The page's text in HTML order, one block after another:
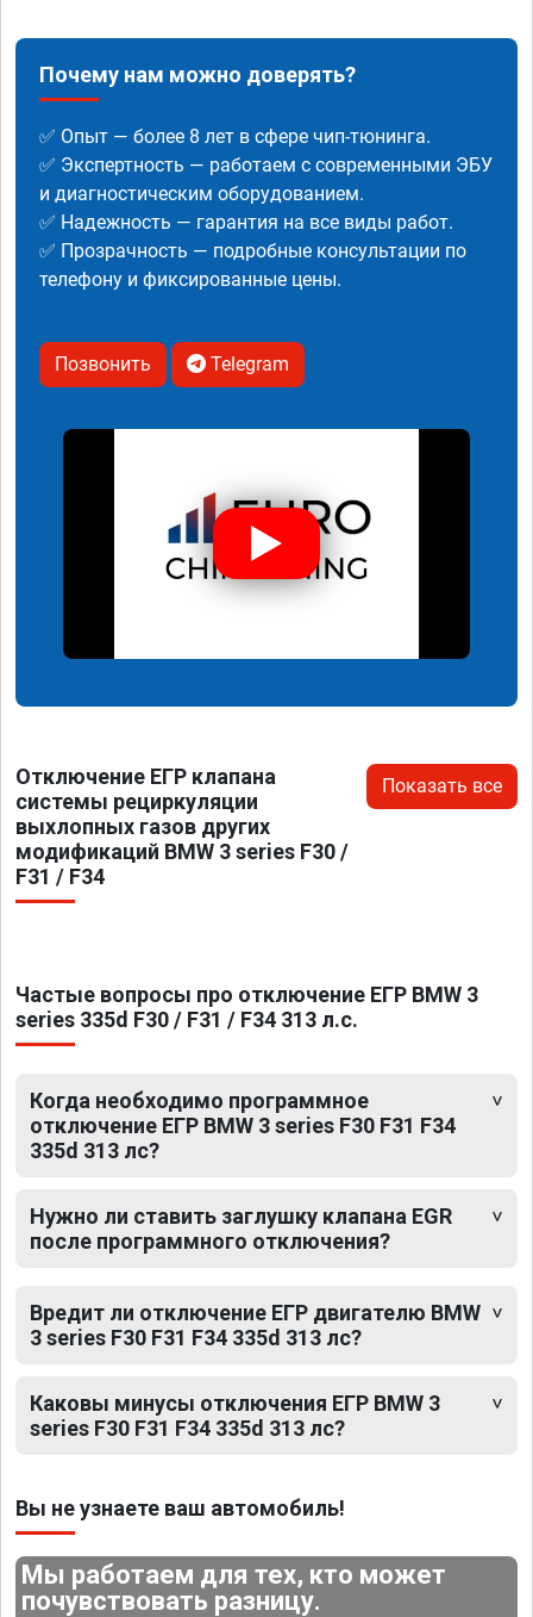
Почему нам можно доверять?
✅ Опыт — более 8 лет в сфере чип-тюнинга.
✅ Экспертность — работаем с современными ЭБУ
и диагностическим оборудованием.
✅ Надежность — гарантия на все виды работ.
✅ Прозрачность — подробные консультации по
телефону и фиксированные цены.
Позвонить Telegram
Отключение ЕГР клапана
системы рециркуляции
выхлопных газов других
модификаций BMW 3 series F30 /
F31 / F34
Показать все
Частые вопросы про отключение ЕГР BMW 3
series 335d F30 / F31 / F34 313 л.с.
Когда необходимо программное
отключение ЕГР BMW 3 series F30 F31 F34
335d 313 лс?
Нужно ли ставить заглушку клапана EGR
после программного отключения?
Вредит ли отключение ЕГР двигателю BMW
3 series F30 F31 F34 335d 313 лс?
Каковы минусы отключения ЕГР BMW 3
series F30 F31 F34 335d 313 лс?
Вы не узнаете ваш автомобиль!
Мы работаем для тех, кто может
почувствовать разницу.